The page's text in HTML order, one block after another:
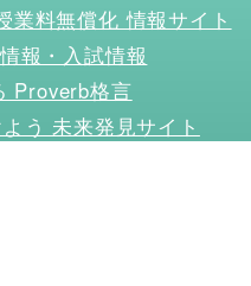
業料無償化 情報サイト
報・入試情報
Proverb格言
う 未来発見サイト